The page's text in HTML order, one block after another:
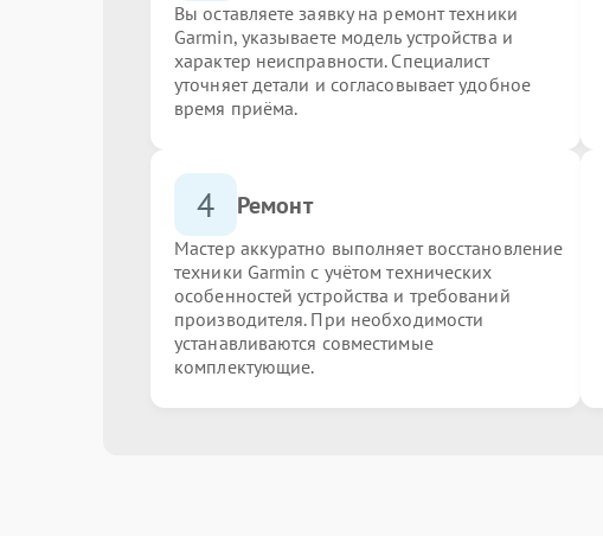
Вы оставляете заявку на ремонт техники
Garmin, указываете модель устройства и
характер неисправности. Специалист
уточняет детали и согласовывает удобное
время приёма.
4 Ремонт
Мастер аккуратно выполняет восстановление
техники Garmin с учётом технических
особенностей устройства и требований
производителя. При необходимости
устанавливаются совместимые
комплектующие.